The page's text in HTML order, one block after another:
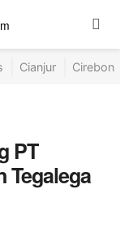
Cianjur Cirebon
PT
Tegalega